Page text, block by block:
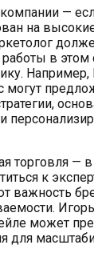
компании —
на
в этом
могут
торговля —
к
важность
может
для